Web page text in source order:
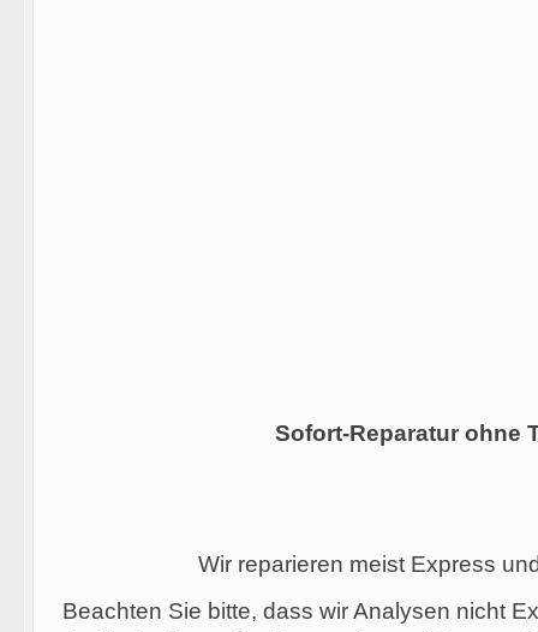
Sofort-Reparatur ohne
Wir reparieren meist Express
Beachten Sie bitte, dass wir Analysen nicht